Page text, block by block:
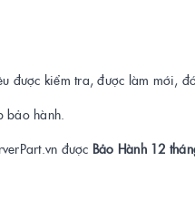
được kiểm tra, được làm mới,
bảo hành.
được Bảo Hành 12